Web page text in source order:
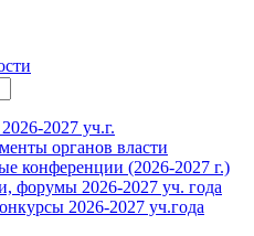
2027 уч.г.
органов власти
конференции (2026-2027 г.)
форумы 2026-2027 уч. года
2026-2027 уч.года